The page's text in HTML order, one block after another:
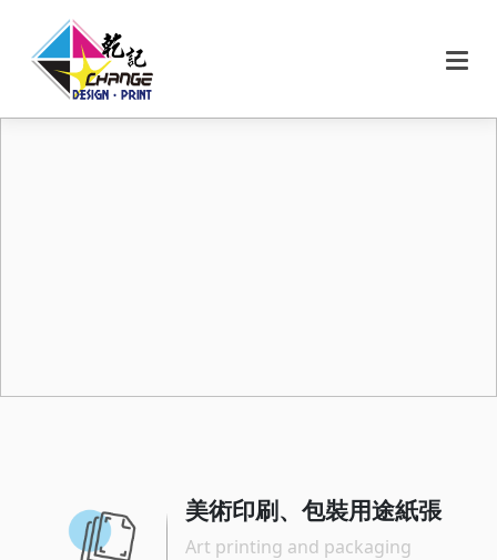
美術印刷、包裝用途紙張
Art printing and packaging